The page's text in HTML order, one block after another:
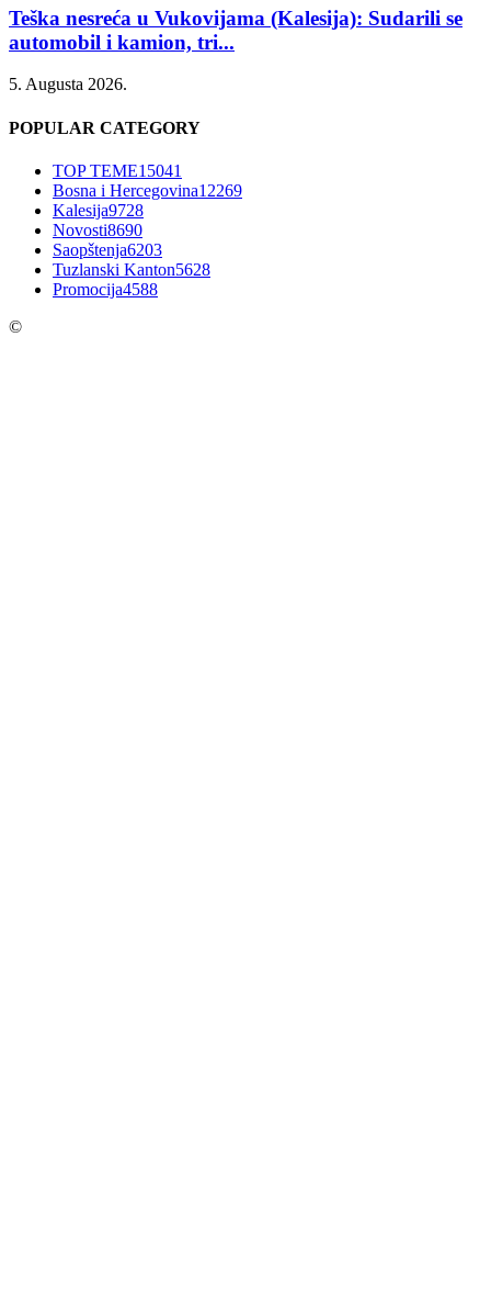
Teška nesreća u Vukovijama (Kalesija): Sudarili se
automobil i kamion, tri...
5. Augusta 2026.
POPULAR CATEGORY
TOP TEME15041
Bosna i Hercegovina12269
Kalesija9728
Novosti8690
Saopštenja6203
Tuzlanski Kanton5628
Promocija4588
©